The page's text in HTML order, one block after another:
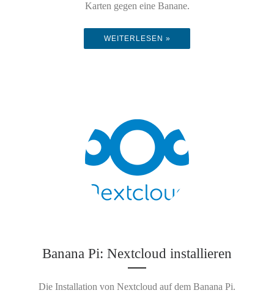
Karten gegen eine Banane.
WEITERLESEN »
Banana Pi: Nextcloud installieren
Die Installation von Nextcloud auf dem Banana Pi.